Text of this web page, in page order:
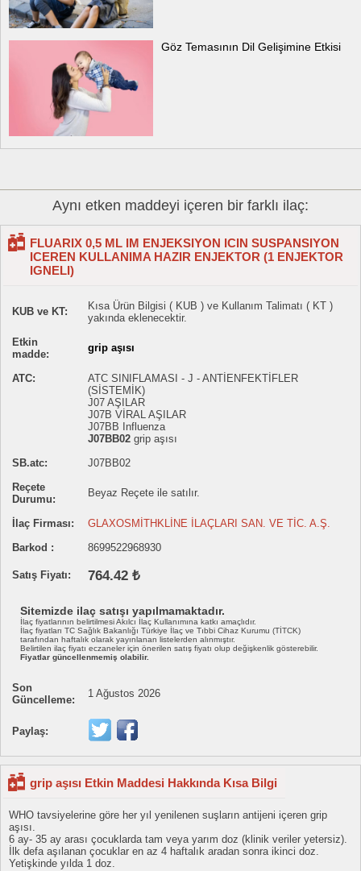
Göz Temasının Dil Gelişimine Etkisi
Aynı etken maddeyi içeren bir farklı ilaç:
FLUARIX 0,5 ML IM ENJEKSIYON ICIN SUSPANSIYON
ICEREN KULLANIMA HAZIR ENJEKTOR (1 ENJEKTOR
IGNELI)
KUB ve KT:
Kısa Ürün Bilgisi ( KUB ) ve Kullanım Talimatı ( KT )
yakında eklenecektir.
Etkin
madde:
grip aşısı
ATC:
ATC SINIFLAMASI - J - ANTİENFEKTİFLER
(SİSTEMİK)
J07 AŞILAR
J07B VİRAL AŞILAR
J07BB Influenza
J07BB02 grip aşısı
SB.atc:
J07BB02
Reçete
Durumu:
Beyaz Reçete ile satılır.
İlaç Firması:
GLAXOSMİTHKLİNE İLAÇLARI SAN. VE TİC. A.Ş.
Barkod :
8699522968930
Satış Fiyatı: 764.42 ₺
Sitemizde ilaç satışı yapılmamaktadır.
İlaç fiyatlarının belirtilmesi Akılcı İlaç Kullanımına katkı amaçlıdır.
İlaç fiyatları TC Sağlık Bakanlığı Türkiye İlaç ve Tıbbi Cihaz Kurumu (TİTCK)
tarafından haftalık olarak yayınlanan listelerden alınmıştır.
Belirtilen ilaç fiyatı eczaneler için önerilen satış fiyatı olup değişkenlik gösterebilir.
Fiyatlar güncellenmemiş olabilir.
Son
Güncelleme:
1 Ağustos 2026
Paylaş:
grip aşısı Etkin Maddesi Hakkında Kısa Bilgi
WHO tavsiyelerine göre her yıl yenilenen suşların antijeni içeren grip
aşısı.
6 ay- 35 ay arası çocuklarda tam veya yarım doz (klinik veriler yetersiz).
İlk defa aşılanan çocuklar en az 4 haftalık aradan sonra ikinci doz.
Yetişkinde yılda 1 doz.